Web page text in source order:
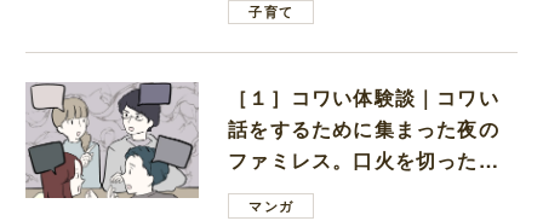
子育て
［１］コワい体験談｜コワい
話をするために集まった夜の
ファミレス。口火を切ったの
は電車好きの男の子ママ
マンガ